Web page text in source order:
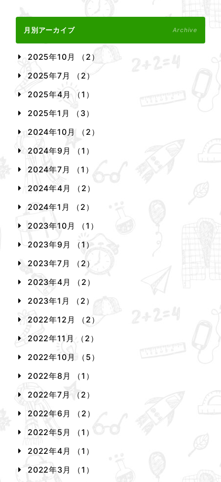
月別アーカイブ Archive
2025年10月 （2）
2025年7月 （2）
2025年4月 （1）
2025年1月 （3）
2024年10月 （2）
2024年9月 （1）
2024年7月 （1）
2024年4月 （2）
2024年1月 （2）
2023年10月 （1）
2023年9月 （1）
2023年7月 （2）
2023年4月 （2）
2023年1月 （2）
2022年12月 （2）
2022年11月 （2）
2022年10月 （5）
2022年8月 （1）
2022年7月 （2）
2022年6月 （2）
2022年5月 （1）
2022年4月 （1）
2022年3月 （1）